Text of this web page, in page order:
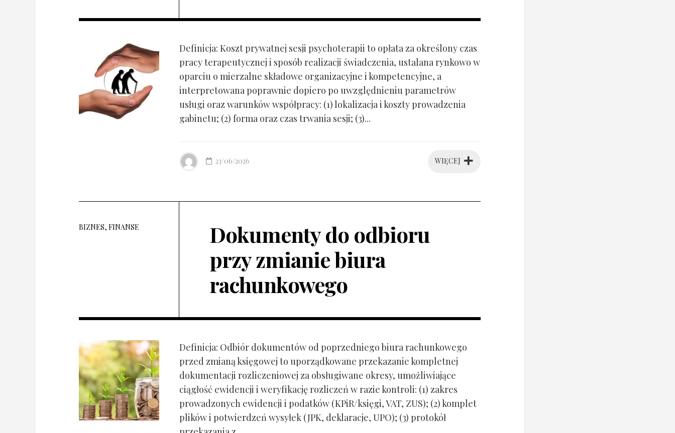
Definicja: Koszt prywatnej sesji psychoterapii to opłata za określony czas
pracy terapeutycznej i sposób realizacji świadczenia, ustalana rynkowo w
oparciu o mierzalne składowe organizacyjne i kompetencyjne, a
interpretowana poprawnie dopiero po uwzględnieniu parametrów
usługi oraz warunków współpracy: (1) lokalizacja i koszty prowadzenia
gabinetu; (2) forma oraz czas trwania sesji; (3)...
WIĘCEJ
23/06/2026
BIZNES, FINANSE
Dokumenty do odbioru
przy zmianie biura
rachunkowego
Definicja: Odbiór dokumentów od poprzedniego biura rachunkowego
przed zmianą księgowej to uporządkowane przekazanie kompletnej
dokumentacji rozliczeniowej za obsługiwane okresy, umożliwiające
ciągłość ewidencji i weryfikację rozliczeń w razie kontroli: (1) zakres
prowadzonych ewidencji i podatków (KPiR/księgi, VAT, ZUS); (2) komplet
plików i potwierdzeń wysyłek (JPK, deklaracje, UPO); (3) protokół